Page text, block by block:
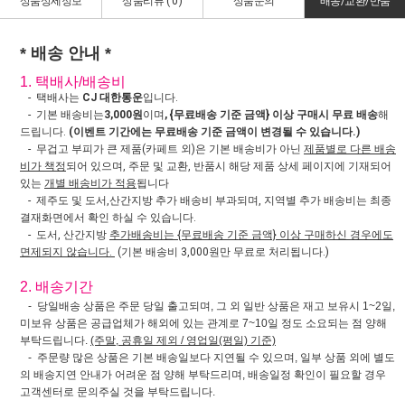
* 배송 안내 *
1. 택배사/배송비
- 택배사는 CJ 대한통운입니다.
- 기본 배송비는3,000원이며 , {무료배송 기준 금액} 이상 구매시 무료 배송해
드립니다. (이벤트 기간에는 무료배송 기준 금액이 변경될 수 있습니다.)
- 무겁고 부피가 큰 제품(카페트 외)은 기본 배송비가 아닌 제품별로 다른 배송
비가 책정되어 있으며, 주문 및 교환, 반품시 해당 제품 상세 페이지에 기재되어
있는 개별 배송비가 적용됩니다
- 제주도 및 도서,산간지방 추가 배송비 부과되며, 지역별 추가 배송비는 최종
결재화면에서 확인 하실 수 있습니다.
- 도서, 산간지방 추가배송비는 {무료배송 기준 금액} 이상 구매하신 경우에도
면제되지 않습니다. (기본 배송비 3,000원만 무료로 처리됩니다.)
2. 배송기간
- 당일배송 상품은 주문 당일 출고되며, 그 외 일반 상품은 재고 보유시 1~2일,
미보유 상품은 공급업체가 해외에 있는 관계로 7~10일 정도 소요되는 점 양해
부탁드립니다. (주말, 공휴일 제외 / 영업일(평일) 기준)
- 주문량 많은 상품은 기본 배송일보다 지연될 수 있으며, 일부 상품 외에 별도
의 배송지연 안내가 어려운 점 양해 부탁드리며, 배송일정 확인이 필요할 경우
고객센터로 문의주실 것을 부탁드립니다.